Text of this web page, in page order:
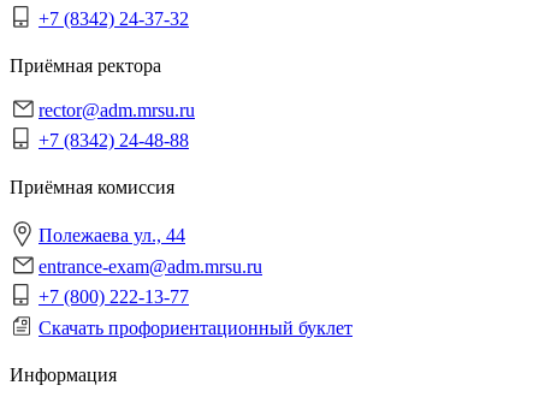
+7 (8342) 24-37-32
Приёмная ректора
rector@adm.mrsu.ru
+7 (8342) 24-48-88
Приёмная комиссия
Полежаева ул., 44
entrance-exam@adm.mrsu.ru
+7 (800) 222-13-77
Скачать профориентационный буклет
Информация